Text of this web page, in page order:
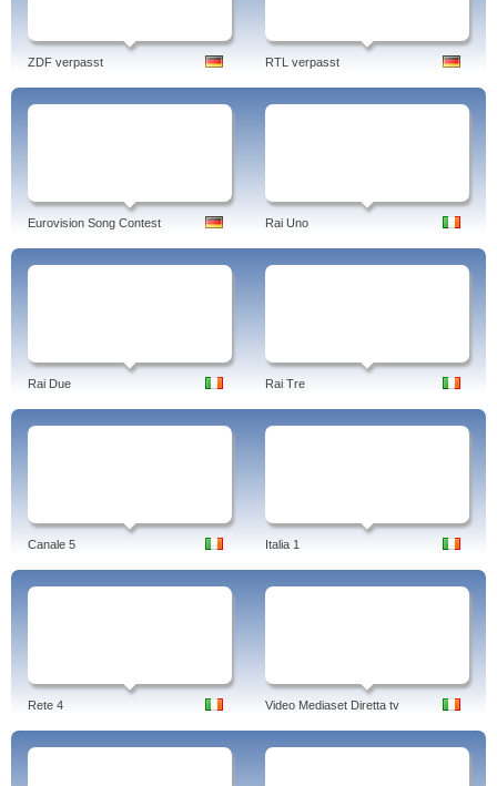
ZDF verpasst RTL verpasst
Eurovision Song Contest Rai Uno
Rai Due Rai Tre
Canale 5 Italia 1
Rete 4 Video Mediaset Diretta tv